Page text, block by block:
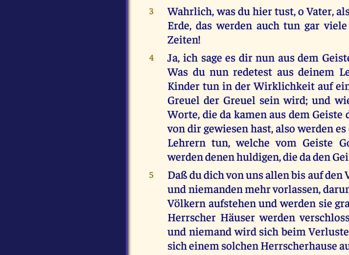
3
Wahrlich, was du hier tust, o Vater,
Erde, das werden auch tun gar
Zeiten!
4
Ja, ich sage es dir nun aus dem
Was du nun redetest aus deinem
Kinder tun in der Wirklichkeit auf
Greuel der Greuel sein wird; und
Worte, die da kamen aus dem
von dir gewiesen hast, also werden
Lehrern tun, welche vom Geiste
werden denen huldigen, die da den
5
Daß du dich von uns allen bis auf den
und niemanden mehr vorlassen,
Völkern aufstehen und werden sie
Herrscher Häuser werden
und niemand wird sich beim
sich einem solchen Herrscherhause